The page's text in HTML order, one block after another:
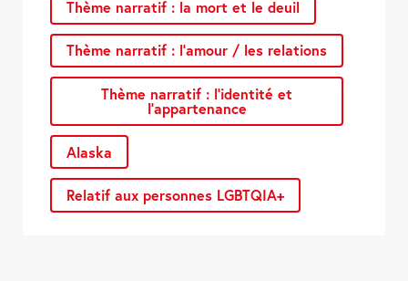
Thème narratif : la mort et le deuil
Thème narratif : l’amour / les relations
Thème narratif : l’identité et
l’appartenance
Alaska
Relatif aux personnes LGBTQIA+